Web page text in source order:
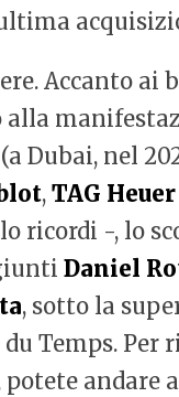
Accanto ai
alla
Dubai, nel
, TAG Heuer
ricordi -, lo
Daniel
, sotto la
Temps. Per
andare